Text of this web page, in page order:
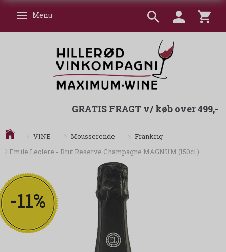
Skifte navigation
Menu
GRATIS FRAGT v/ køb over 499,-
VINE Mousserende
Frankrig
Emile Leclere - Brut Reserve Champagne MAGNUM (150cl.)
-11%